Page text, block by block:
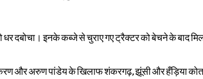
दबोचा। इनके कब्जे से चुराए गए ट्रैक्टर को बेचने के बाद
और अरुण पांडेय के खिलाफ शंकरगढ़, झूंसी और हँड़िया